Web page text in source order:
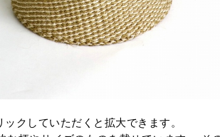
クしていただくと拡大できます。